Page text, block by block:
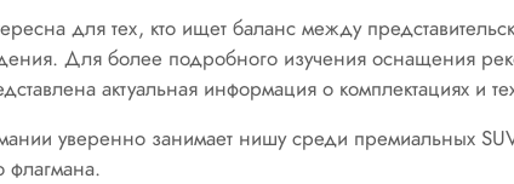
для тех, кто ищет баланс между
Для более подробного изучения оснащения
актуальная информация о комплектациях и
уверенно занимает нишу среди премиальных
флагмана.